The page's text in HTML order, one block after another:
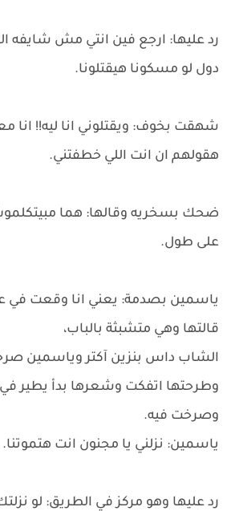
رد عليها: ارجع فين انتي مش شايفه
دول لو مسكونا هيقتلونا.
شهقت بخوف: ويقتلوني انا ليه!! انا
هقولهم ان انت اللي خطفتني.
ضحك بسخريه وقالها: هما
على طول.
ياسمين بصدمة: يعني انا وقعت في
قالتها وهي متشبثة بالباب،
الشاب داس بنزين آكتر وياسمين
وطرحتها اتفكت وشعرها بدأ يطير في
وصرخت فيه.
ياسمين: نزلني يا مجنون انت هتموتنا.
رد عليها وهو مركز في الطريق: لو